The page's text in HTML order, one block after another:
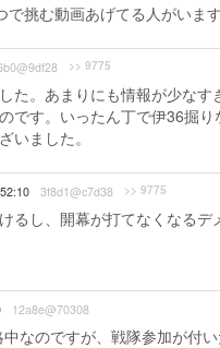
で挑む動画あげてる人がいま
>> 9775
た。あまりにも情報が少な
です。いったん丁で伊36掘
いました。
3f8d1@c7d38 >> 9775
るし、開幕が打てなくなる
12a8e@70308
なのですが、戦隊参加が付